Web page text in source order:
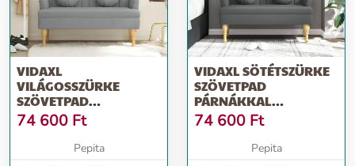
VIDAXL
VILÁGOSSZÜRKE
SZÖVETPAD
PÁRNÁKKAL
113X64,5X75,5 CM
74 600 Ft
Pepita
VIDAXL SÖTÉTSZÜRKE
SZÖVETPAD
PÁRNÁKKAL
113X64,5X75,5 CM
74 600 Ft
Pepita